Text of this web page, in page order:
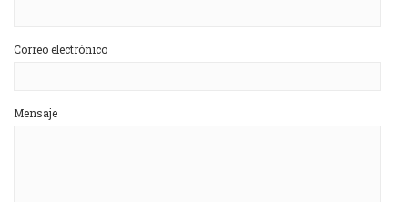
Correo electrónico
Mensaje